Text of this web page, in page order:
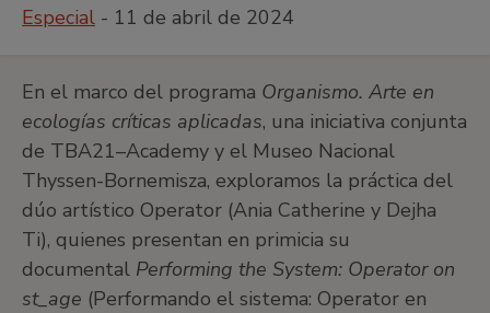
Especial - 11 de abril de 2024
En el marco del programa Organismo. Arte en
ecologías críticas aplicadas, una iniciativa conjunta
de TBA21–Academy y el Museo Nacional
Thyssen-Bornemisza, exploramos la práctica del
dúo artístico Operator (Ania Catherine y Dejha
Ti), quienes presentan en primicia su
documental Performing the System: Operator on
st_age (Performando el sistema: Operator en